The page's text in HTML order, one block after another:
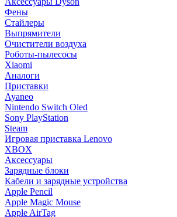
Фены
Стайлеры
Выпрямители
Очистители воздуха
Роботы-пылесосы
Xiaomi
Аналоги
Приставки
Ayaneo
Nintendo Switch Oled
Sony PlayStation
Steam
Игровая приставка Lenovo
XBOX
Аксессуары
Зарядные блоки
Кабели и зарядные устройства
Apple Pencil
Apple Magic Mouse
Apple AirTag